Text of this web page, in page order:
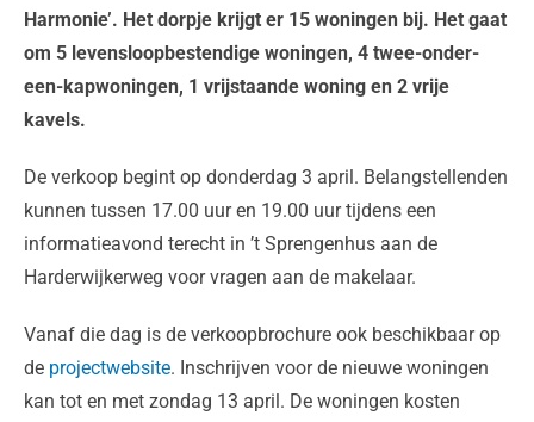
Harmonie’. Het dorpje krijgt er 15 woningen bij. Het gaat
om 5 levensloopbestendige woningen, 4 twee-onder-
een-kapwoningen, 1 vrijstaande woning en 2 vrije
kavels.
De verkoop begint op donderdag 3 april. Belangstellenden
kunnen tussen 17.00 uur en 19.00 uur tijdens een
informatieavond terecht in ’t Sprengenhus aan de
Harderwijkerweg voor vragen aan de makelaar.
Vanaf die dag is de verkoopbrochure ook beschikbaar op
de projectwebsite. Inschrijven voor de nieuwe woningen
kan tot en met zondag 13 april. De woningen kosten